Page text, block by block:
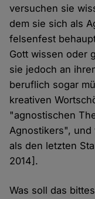
versuchen sie
dem sie sich als
felsenfest
Gott wissen oder
sie jedoch an
beruflich sogar
kreativen
"agnostischen
Agnostikers", und
als den letzten
2014].
Was soll das